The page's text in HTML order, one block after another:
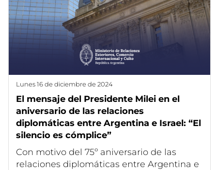
lunes 16 de diciembre de 2024
El mensaje del Presidente Milei en el
aniversario de las relaciones
diplomáticas entre Argentina e Israel: “El
silencio es cómplice”
Con motivo del 75º aniversario de las
relaciones diplomáticas entre Argentina e